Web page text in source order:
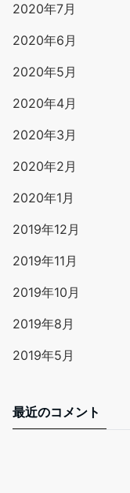
2020年7月
2020年6月
2020年5月
2020年4月
2020年3月
2020年2月
2020年1月
2019年12月
2019年11月
2019年10月
2019年8月
2019年5月
最近のコメント